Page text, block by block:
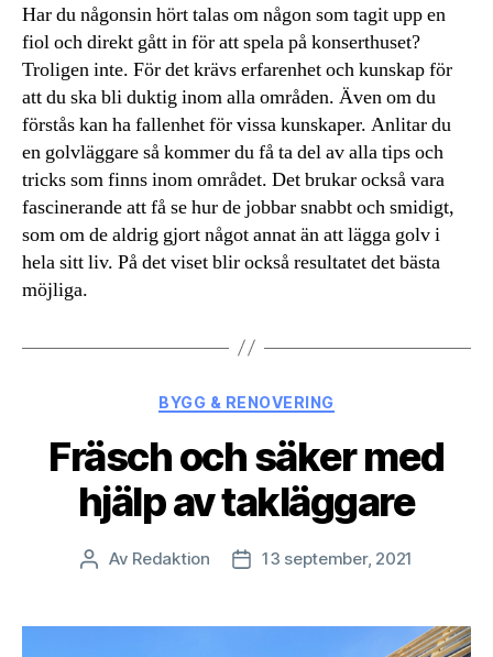
Har du någonsin hört talas om någon som tagit upp en
fiol och direkt gått in för att spela på konserthuset?
Troligen inte. För det krävs erfarenhet och kunskap för
att du ska bli duktig inom alla områden. Även om du
förstås kan ha fallenhet för vissa kunskaper. Anlitar du
en golvläggare så kommer du få ta del av alla tips och
tricks som finns inom området. Det brukar också vara
fascinerande att få se hur de jobbar snabbt och smidigt,
som om de aldrig gjort något annat än att lägga golv i
hela sitt liv. På det viset blir också resultatet det bästa
möjliga.
Kategorier
BYGG & RENOVERING
Fräsch och säker med
hjälp av takläggare
Inläggsförfattare
Av Redaktion Inläggsdatum
13 september, 2021